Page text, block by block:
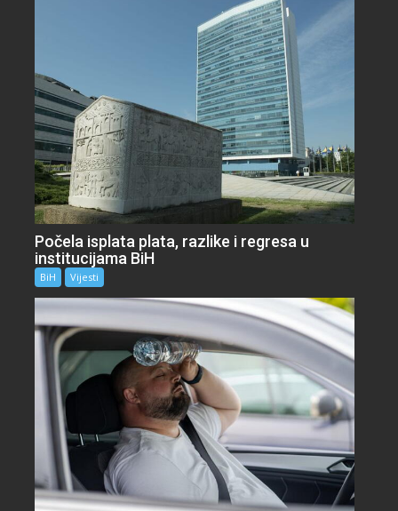
Počela isplata plata, razlike i regresa u
institucijama BiH
BiH Vijesti